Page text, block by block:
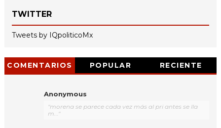
TWITTER
Tweets by IQpoliticoMx
COMENTARIOS POPULAR RECIENTE
Anonymous
"morena se parece cada vez más al pri antes se lla
m..."